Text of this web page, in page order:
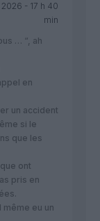
2026 - 17 h 40
min
… “, ah
en
un accident
si le
que les
ont
pris en
même eu un